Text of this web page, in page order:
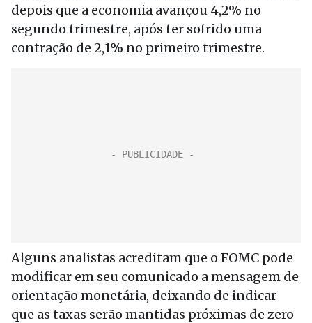
depois que a economia avançou 4,2% no
segundo trimestre, após ter sofrido uma
contração de 2,1% no primeiro trimestre.
Alguns analistas acreditam que o FOMC pode
modificar em seu comunicado a mensagem de
orientação monetária, deixando de indicar
que as taxas serão mantidas próximas de zero